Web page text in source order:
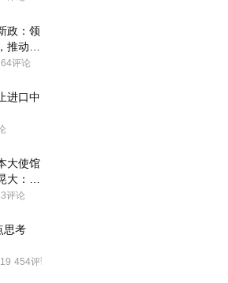
政：领
动全
足评论
进口中
大使馆
大：对
曾申
评论
思考
454评论